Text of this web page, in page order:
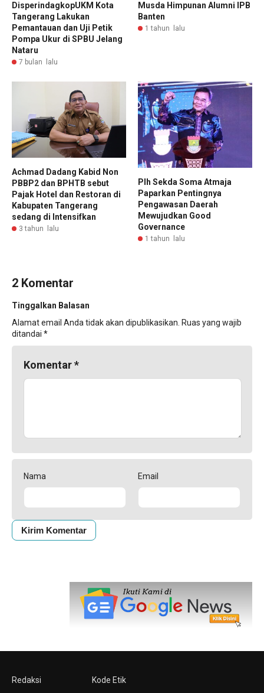
DisperindagkopUKM Kota
Tangerang Lakukan
Pemantauan dan Uji Petik
Pompa Ukur di SPBU Jelang
Nataru
7 bulan lalu
Musda Himpunan Alumni IPB
Banten
1 tahun lalu
Achmad Dadang Kabid Non
PBBP2 dan BPHTB sebut
Pajak Hotel dan Restoran di
Kabupaten Tangerang
sedang di Intensifkan
3 tahun lalu
Plh Sekda Soma Atmaja
Paparkan Pentingnya
Pengawasan Daerah
Mewujudkan Good
Governance
1 tahun lalu
2 Komentar
Tinggalkan Balasan
Alamat email Anda tidak akan dipublikasikan. Ruas yang wajib
ditandai *
Komentar*
Nama Email
Redaksi
Kode Etik